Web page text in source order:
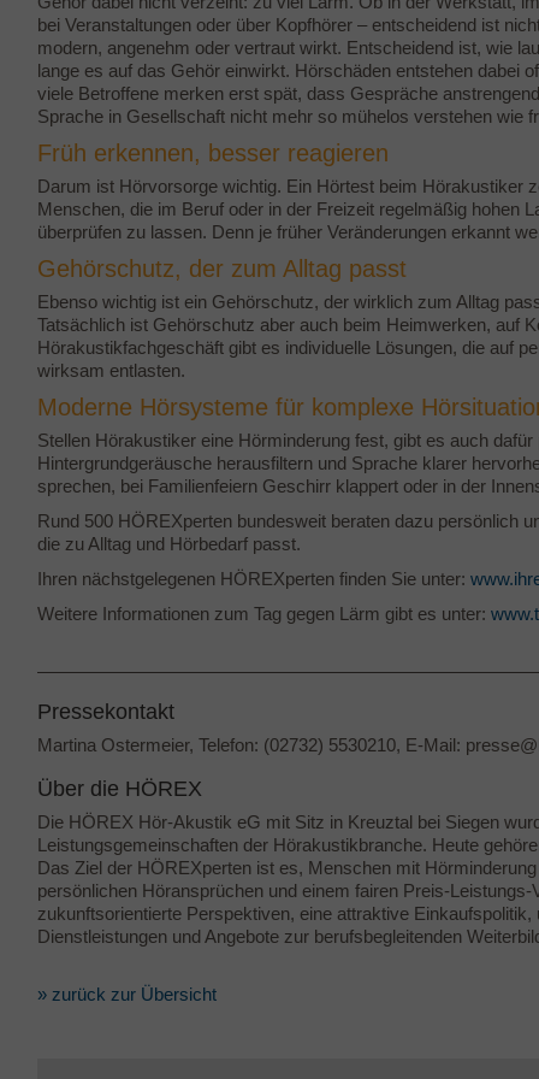
bei Veranstaltungen oder über Kopfhörer – entscheidend ist
modern, angenehm oder vertraut wirkt. Entscheidend ist, wie
lange es auf das Gehör einwirkt. Hörschäden entstehen dabei
viele Betroffene merken erst spät, dass Gespräche
Sprache in Gesellschaft nicht mehr so mühelos verstehen wie
Früh erkennen, besser reagieren
Darum ist Hörvorsorge wichtig. Ein Hörtest beim Hörakustiker
Menschen, die im Beruf oder in der Freizeit regelmäßig hohen
überprüfen zu lassen. Denn je früher Veränderungen erkannt
Gehörschutz, der zum Alltag passt
Ebenso wichtig ist ein Gehörschutz, der wirklich zum Alltag
Tatsächlich ist Gehörschutz aber auch beim Heimwerken, auf
Hörakustikfachgeschäft gibt es individuelle Lösungen, die auf
wirksam entlasten.
Moderne Hörsysteme für komplexe
Stellen Hörakustiker eine Hörminderung fest, gibt es auch
Hintergrundgeräusche herausfiltern und Sprache klarer
sprechen, bei Familienfeiern Geschirr klappert oder in der
Rund 500 HÖREXperten bundesweit beraten dazu persönlich
die zu Alltag und Hörbedarf passt.
Ihren nächstgelegenen HÖREXperten finden Sie unter:
Weitere Informationen zum Tag gegen Lärm gibt es unter:
Pressekontakt
Martina Ostermeier, Telefon: (02732) 5530210, E-Mail:
Über die HÖREX
Die HÖREX Hör-Akustik eG mit Sitz in Kreuztal bei Siegen
Leistungsgemeinschaften der Hörakustikbranche. Heute
Das Ziel der HÖREXperten ist es, Menschen mit
persönlichen Höransprüchen und einem fairen Preis-
zukunftsorientierte Perspektiven, eine attraktive
Dienstleistungen und Angebote zur berufsbegleitenden
» zurück zur Übersicht